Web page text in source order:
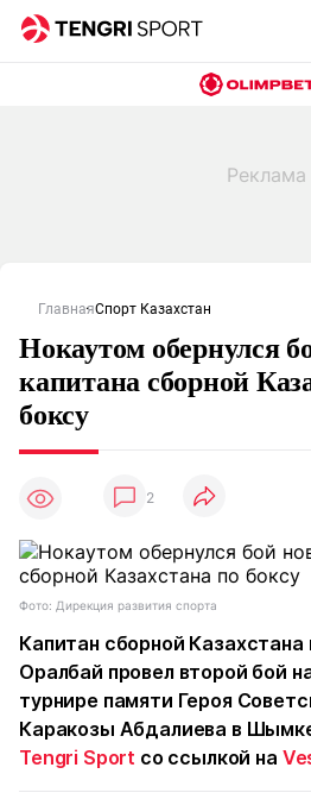
ГлавнаяСпорт Казахстан
Нокаутом обернулся
капитана сборной
боксу
2
Фото: Дирекция развития спорта
Капитан сборной Казахстана
Оралбай провел второй бой
турнире памяти Героя
Каракозы Абдалиева в
Tengri Sport со ссылкой на